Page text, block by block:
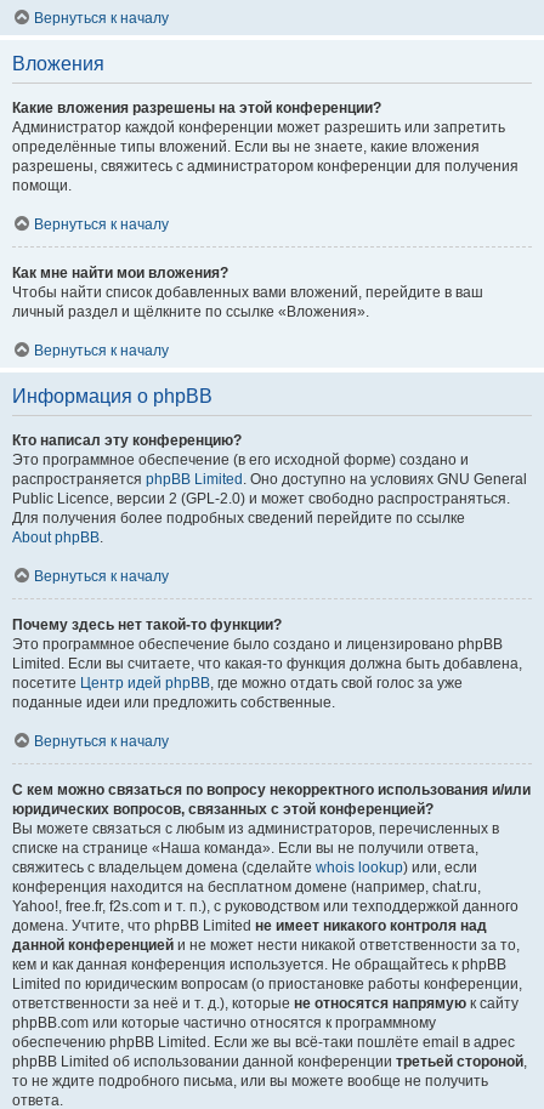
Вернуться к началу
Вложения
Какие вложения разрешены на этой конференции?
Администратор каждой конференции может разрешить или запретить
определённые типы вложений. Если вы не знаете, какие вложения
разрешены, свяжитесь с администратором конференции для получения
помощи.
Вернуться к началу
Как мне найти мои вложения?
Чтобы найти список добавленных вами вложений, перейдите в ваш
личный раздел и щёлкните по ссылке «Вложения».
Вернуться к началу
Информация о phpBB
Кто написал эту конференцию?
Это программное обеспечение (в его исходной форме) создано и
распространяется phpBB Limited . Оно доступно на условиях GNU General
Public Licence, версии 2 (GPL-2.0) и может свободно распространяться.
Для получения более подробных сведений перейдите по ссылке
About phpBB.
Вернуться к началу
Почему здесь нет такой-то функции?
Это программное обеспечение было создано и лицензировано phpBB
Limited. Если вы считаете, что какая-то функция должна быть добавлена,
посетите Центр идей phpBB, где можно отдать свой голос за уже
поданные идеи или предложить собственные.
Вернуться к началу
С кем можно связаться по вопросу некорректного использования и/или
юридических вопросов, связанных с этой конференцией?
Вы можете связаться с любым из администраторов, перечисленных в
списке на странице «Наша команда». Если вы не получили ответа,
свяжитесь с владельцем домена (сделайте whois lookup) или, если
конференция находится на бесплатном домене (например, chat.ru,
Yahoo!, free.fr, f2s.com и т. п.), с руководством или техподдержкой данного
домена. Учтите, что phpBB Limited не имеет никакого контроля над
данной конференцией и не может нести никакой ответственности за то,
кем и как данная конференция используется. Не обращайтесь к phpBB
Limited по юридическим вопросам (о приостановке работы конференции,
ответственности за неё и т. д.), которые не относятся напрямую к сайту
phpBB.com или которые частично относятся к программному
обеспечению phpBB Limited. Если же вы всё-таки пошлёте email в адрес
phpBB Limited об использовании данной конференции третьей стороной,
то не ждите подробного письма, или вы можете вообще не получить
ответа.